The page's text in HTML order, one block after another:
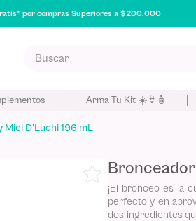
por compras Superiores a $200.000
Arma Tu Kit ☀️👙🧴
D'Luchi 196 mL
¡El bronceo es la
perfecto y en
dos ingredientes